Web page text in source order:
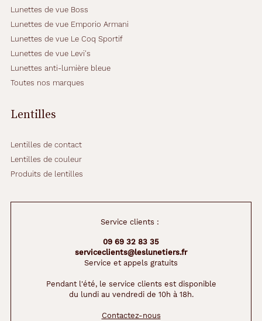
Lunettes de vue Boss
Lunettes de vue Emporio Armani
Lunettes de vue Le Coq Sportif
Lunettes de vue Levi's
Lunettes anti-lumière bleue
Toutes nos marques
Lentilles
Lentilles de contact
Lentilles de couleur
Produits de lentilles
Service clients :
09 69 32 83 35
serviceclients@leslunetiers.fr
Service et appels gratuits
Pendant l'été, le service clients est disponible
du lundi au vendredi de 10h à 18h.
Contactez-nous